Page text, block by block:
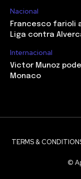
Nacional
Francesco farioli
Liga contra
Internacional
Victor Munoz
Monaco
TERMS &
©